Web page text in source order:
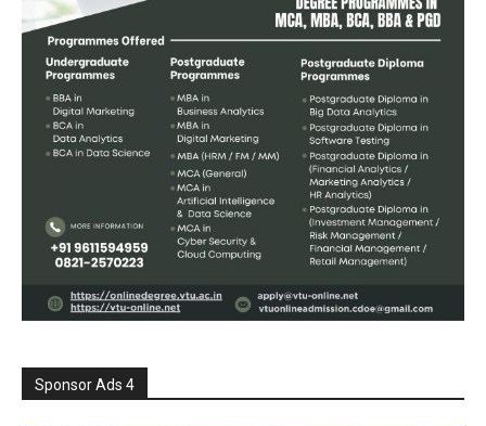
Sponsor Ads 4